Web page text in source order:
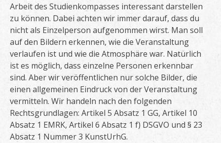
Arbeit des Studienkompasses interessant darstellen
zu können. Dabei achten wir immer darauf, dass du
nicht als Einzelperson aufgenommen wirst. Man soll
auf den Bildern erkennen, wie die Veranstaltung
verlaufen ist und wie die Atmosphäre war. Natürlich
ist es möglich, dass einzelne Personen erkennbar
sind. Aber wir veröffentlichen nur solche Bilder, die
einen allgemeinen Eindruck von der Veranstaltung
vermitteln. Wir handeln nach den folgenden
Rechtsgrundlagen: Artikel 5 Absatz 1 GG, Artikel 10
Absatz 1 EMRK, Artikel 6 Absatz 1 f) DSGVO und § 23
Absatz 1 Nummer 3 KunstUrhG.